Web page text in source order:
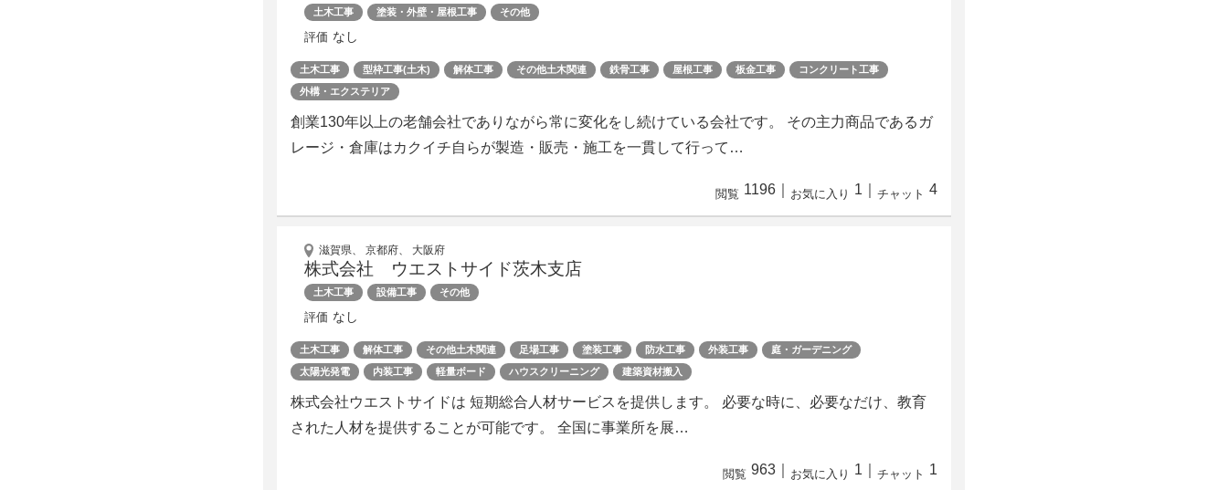
土木工事 塗装・外壁・屋根工事 その他
評価 なし
土木工事 型枠工事(土木) 解体工事 その他土木関連 鉄骨工事 屋根工事 板金工事
コンクリート工事
外構・エクステリア
創業130年以上の老舗会社でありながら常に変化をし続けている会社です。 その主力商品であるガ
レージ・倉庫はカクイチ自らが製造・販売・施工を一貫して行って…
閲覧 1196 お気に入り 1 チャット 4
滋賀県、 京都府、 大阪府
株式会社 ウエストサイド茨木支店
土木工事 設備工事 その他
評価 なし
土木工事 解体工事 その他土木関連 足場工事 塗装工事 防水工事 外装工事
庭・ガーデニング
太陽光発電
内装工事 軽量ボード ハウスクリーニング 建築資材搬入
株式会社ウエストサイドは 短期総合人材サービスを提供します。 必要な時に、必要なだけ、教育
された人材を提供することが可能です。 全国に事業所を展…
閲覧 963 お気に入り 1 チャット 1